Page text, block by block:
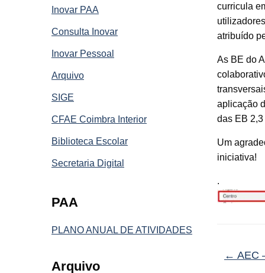
Inovar PAA
Consulta Inovar
Inovar Pessoal
Arquivo
SIGE
CFAE Coimbra Interior
Biblioteca Escolar
Secretaria Digital
PAA
PLANO ANUAL DE ATIVIDADES
Arquivo
curricula
atribuído
As BE do
aplicação
das EB
Um
iniciativa!
.
← AEC